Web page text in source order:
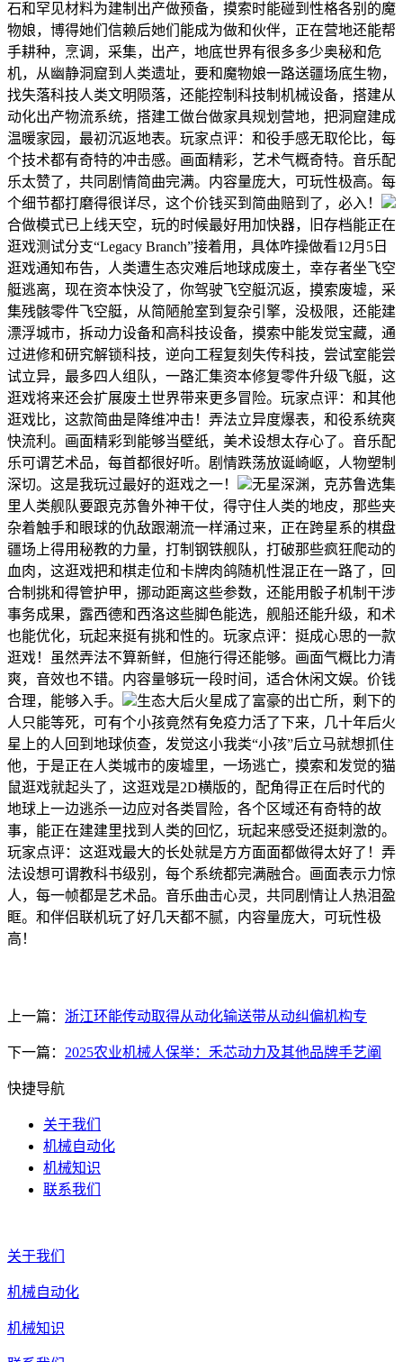
石和罕见材料为建制出产做预备，摸索时能碰到性格各别的魔
物娘，博得她们信赖后她们能成为做和伙伴，正在营地还能帮
手耕种，烹调，采集，出产，地底世界有很多多少奥秘和危
机，从幽静洞窟到人类遗址，要和魔物娘一路送疆场底生物，
找失落科技人类文明陨落，还能控制科技制机械设备，搭建从
动化出产物流系统，搭建工做台做家具规划营地，把洞窟建成
温暖家园，最初沉返地表。玩家点评：和役手感无取伦比，每
个技术都有奇特的冲击感。画面精彩，艺术气概奇特。音乐配
乐太赞了，共同剧情简曲完满。内容量庞大，可玩性极高。每
个细节都打磨得很详尽，这个价钱买到简曲赔到了，必入！
合做模式已上线天空，玩的时候最好用加快器，旧存档能正在
逛戏测试分支“Legacy Branch”接着用，具体咋操做看12月5日
逛戏通知布告，人类遭生态灾难后地球成废土，幸存者坐飞空
艇逃离，现在资本快没了，你驾驶飞空艇沉返，摸索废墟，采
集残骸零件飞空艇，从简陋舱室到复杂引擎，没极限，还能建
漂浮城市，拆动力设备和高科技设备，摸索中能发觉宝藏，通
过进修和研究解锁科技，逆向工程复刻失传科技，尝试室能尝
试立异，最多四人组队，一路汇集资本修复零件升级飞艇，这
逛戏将来还会扩展废土世界带来更多冒险。玩家点评：和其他
逛戏比，这款简曲是降维冲击！弄法立异度爆表，和役系统爽
快流利。画面精彩到能够当壁纸，美术设想太存心了。音乐配
乐可谓艺术品，每首都很好听。剧情跌荡放诞崎岖，人物塑制
深切。这是我玩过最好的逛戏之一！
无星深渊，克苏鲁选集
里人类舰队要跟克苏鲁外神干仗，得守住人类的地皮，那些夹
杂着触手和眼球的仇敌跟潮流一样涌过来，正在跨星系的棋盘
疆场上得用秘教的力量，打制钢铁舰队，打破那些疯狂爬动的
血肉，这逛戏把和棋走位和卡牌肉鸽随机性混正在一路了，回
合制挑和得管护甲，挪动距离这些参数，还能用骰子机制干涉
事务成果，露西德和西洛这些脚色能选，舰船还能升级，和术
也能优化，玩起来挺有挑和性的。玩家点评：挺成心思的一款
逛戏！虽然弄法不算新鲜，但施行得还能够。画面气概比力清
爽，音效也不错。内容量够玩一段时间，适合休闲文娱。价钱
合理，能够入手。
生态大后火星成了富豪的出亡所，剩下的
人只能等死，可有个小孩竟然有免疫力活了下来，几十年后火
星上的人回到地球侦查，发觉这小我类“小孩”后立马就想抓住
他，于是正在人类城市的废墟里，一场逃亡，摸索和发觉的猫
鼠逛戏就起头了，这逛戏是2D横版的，配角得正在后时代的
地球上一边逃杀一边应对各类冒险，各个区域还有奇特的故
事，能正在建建里找到人类的回忆，玩起来感受还挺刺激的。
玩家点评：这逛戏最大的长处就是方方面面都做得太好了！弄
法设想可谓教科书级别，每个系统都完满融合。画面表示力惊
人，每一帧都是艺术品。音乐曲击心灵，共同剧情让人热泪盈
眶。和伴侣联机玩了好几天都不腻，内容量庞大，可玩性极
高！
上一篇： 浙江环能传动取得从动化输送带从动纠偏机构专
下一篇： 2025农业机械人保举：禾芯动力及其他品牌手艺阐
快捷导航
关于我们
机械自动化
机械知识
联系我们
关于我们
机械自动化
机械知识